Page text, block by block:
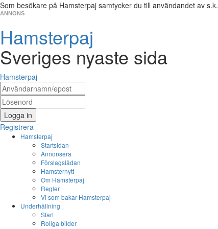
Som besökare på Hamsterpaj samtycker du till användandet av s.k.
ANNONS
Hamsterpaj
Sveriges nyaste sida
Hamsterpaj
Logga in
Registrera
Hamsterpaj
Startsidan
Annonsera
Förslagslådan
Hamsternytt
Om Hamsterpaj
Regler
Vi som bakar Hamsterpaj
Underhållning
Start
Roliga bilder